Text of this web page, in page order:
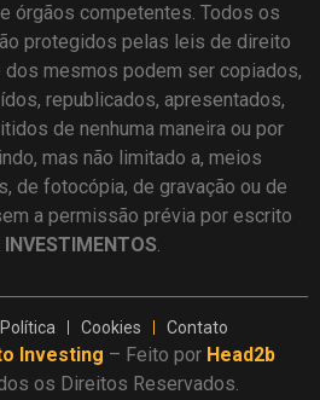
e órgãos competentes. Todos os
protegidos pelas leis de direito
dos mesmos podem ser copiados,
republicados, apresentados,
de nenhuma maneira ou por
mas não limitado a, meios
de fotocópia, de gravação ou de
a permissão prévia por escrito
INVESTIMENTOS.
Política Cookies Contato
Investing – Feito por Head2b
os Direitos Reservados.